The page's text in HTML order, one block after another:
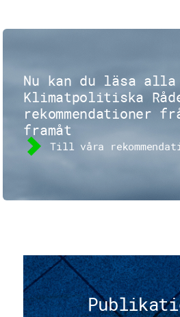
Nu kan du läsa alla
Klimatpolitiska
rekommendationer
framåt
Till våra